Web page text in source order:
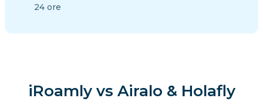
24 ore
iRoamly vs Airalo & Holafly